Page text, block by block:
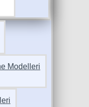
Modelleri